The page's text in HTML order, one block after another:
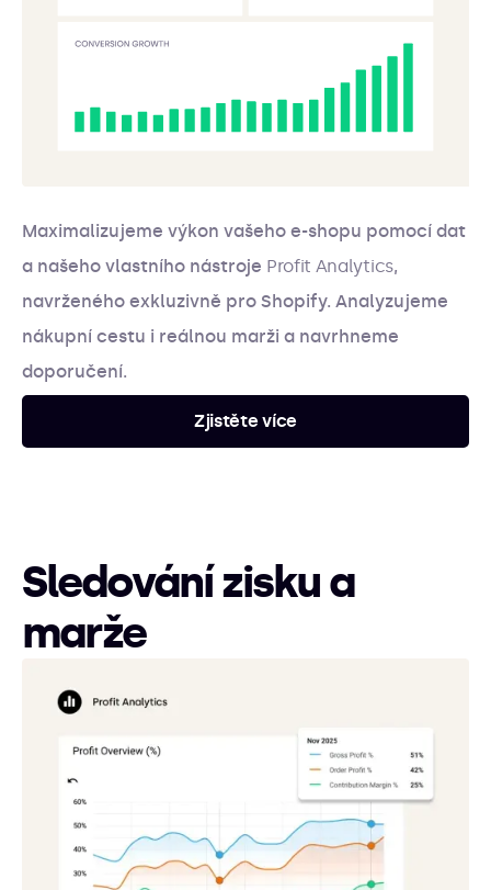
Maximalizujeme výkon vašeho e-shopu pomocí dat
a našeho vlastního nástroje Profit Analytics,
navrženého exkluzivně pro Shopify. Analyzujeme
nákupní cestu i reálnou marži a navrhneme
doporučení.
Zjistěte více
Sledování zisku a
marže